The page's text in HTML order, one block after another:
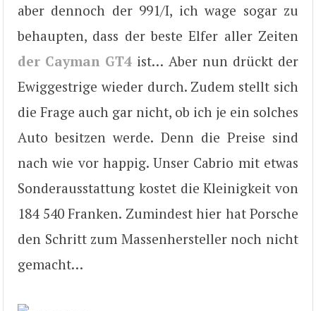
aber dennoch der 991/I, ich wage sogar zu
behaupten, dass der beste Elfer aller Zeiten
der Cayman GT4 ist… Aber nun drückt der
Ewiggestrige wieder durch. Zudem stellt sich
die Frage auch gar nicht, ob ich je ein solches
Auto besitzen werde. Denn die Preise sind
nach wie vor happig. Unser Cabrio mit etwas
Sonderausstattung kostet die Kleinigkeit von
184 540 Franken. Zumindest hier hat Porsche
den Schritt zum Massenhersteller noch nicht
gemacht…